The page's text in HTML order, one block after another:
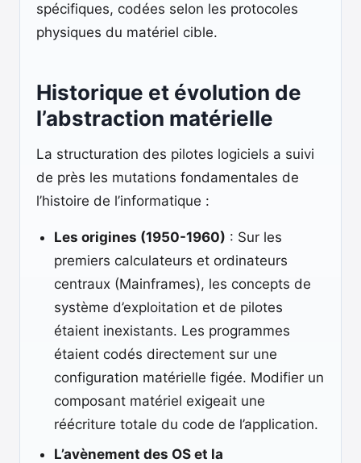
spécifiques, codées selon les protocoles
physiques du matériel cible.
Historique et évolution de
l’abstraction matérielle
La structuration des pilotes logiciels a suivi
de près les mutations fondamentales de
l’histoire de l’informatique :
Les origines (1950-1960) : Sur les
premiers calculateurs et ordinateurs
centraux (Mainframes), les concepts de
système d’exploitation et de pilotes
étaient inexistants. Les programmes
étaient codés directement sur une
configuration matérielle figée. Modifier un
composant matériel exigeait une
réécriture totale du code de l’application.
L’avènement des OS et la